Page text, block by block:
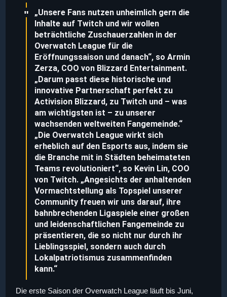
„Unsere Fans nutzen unheimlich gern die
Inhalte auf Twitch und wir wollen
beträchtliche Zuschauerzahlen in der
Overwatch League für die
Eröffnungssaison und danach“, so Armin
Zerza, COO von Blizzard Entertainment.
„Darum passt diese historische und
innovative Partnerschaft perfekt zu
Activision Blizzard, zu Twitch und – was
am wichtigsten ist – zu unserer
wachsenden weltweiten Fangemeinde.“
„Die Overwatch League wirkt sich
erheblich auf den Esports aus, indem sie
die Branche mit in Städten beheimateten
Teams revolutioniert“, so Kevin Lin, COO
von Twitch. „Angesichts der anhaltenden
Vormachtstellung als Topspiel unserer
Community freuen wir uns darauf, ihre
bahnbrechenden Ligaspiele einer großen
und leidenschaftlichen Fangemeinde zu
präsentieren, die so nicht nur durch ihr
Lieblingsspiel, sondern auch durch
Lokalpatriotismus zusammenfinden
kann.“
Die erste Saison der Overwatch League läuft bis Juni,